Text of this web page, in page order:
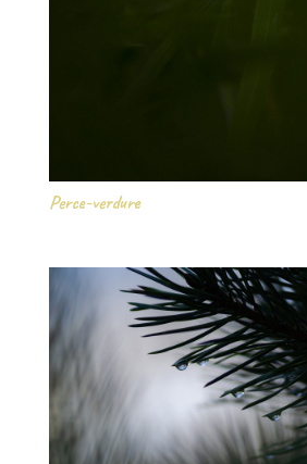
Perce-verdure